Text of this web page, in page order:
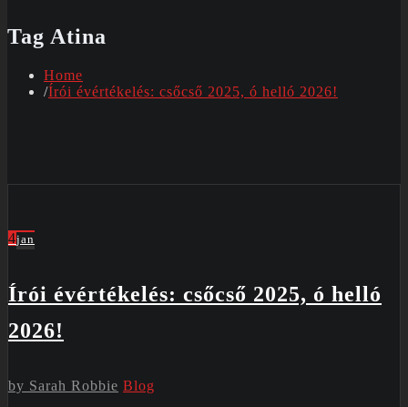
Tag Atina
Home
Írói évértékelés: csőcső 2025, ó helló 2026!
4jan
Írói évértékelés: csőcső 2025, ó helló
2026!
by Sarah Robbie Blog